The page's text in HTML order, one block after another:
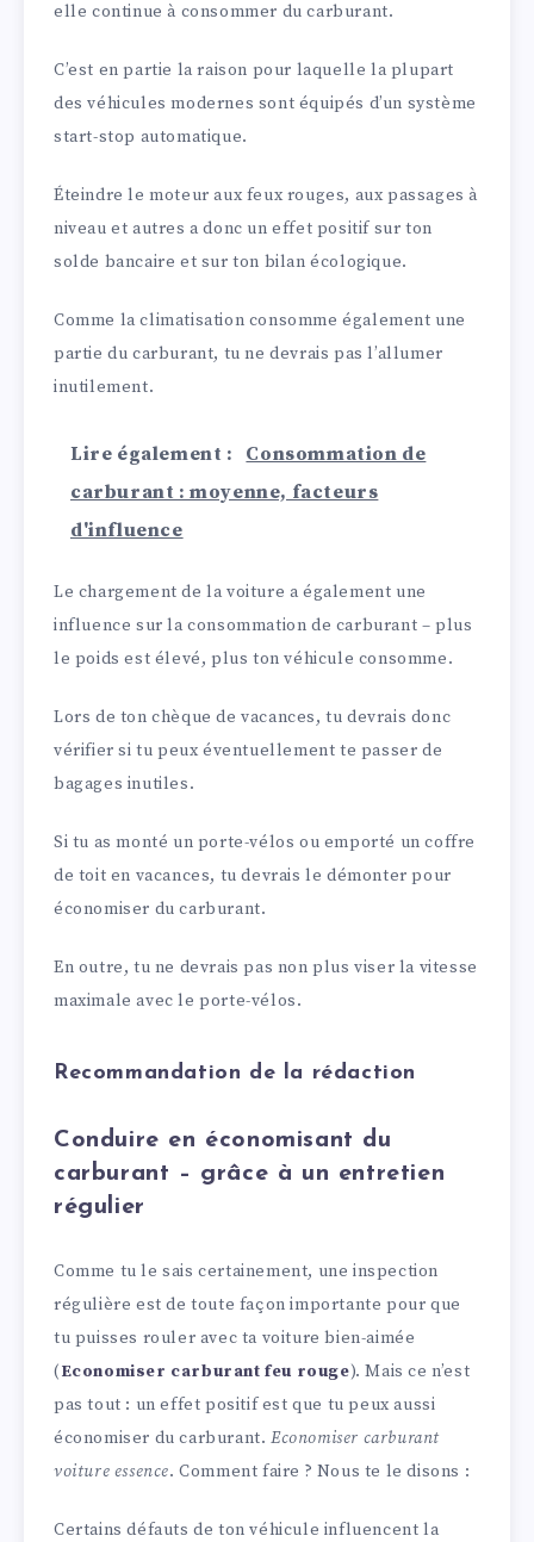
elle continue à consommer du carburant.
C’est en partie la raison pour laquelle la plupart
des véhicules modernes sont équipés d’un système
start-stop automatique.
Éteindre le moteur aux feux rouges, aux passages à
niveau et autres a donc un effet positif sur ton
solde bancaire et sur ton bilan écologique.
Comme la climatisation consomme également une
partie du carburant, tu ne devrais pas l’allumer
inutilement.
Lire également :
Consommation de
carburant : moyenne, facteurs
d'influence
Le chargement de la voiture a également une
influence sur la consommation de carburant – plus
le poids est élevé, plus ton véhicule consomme.
Lors de ton chèque de vacances, tu devrais donc
vérifier si tu peux éventuellement te passer de
bagages inutiles.
Si tu as monté un porte-vélos ou emporté un coffre
de toit en vacances, tu devrais le démonter pour
économiser du carburant.
En outre, tu ne devrais pas non plus viser la vitesse
maximale avec le porte-vélos.
Recommandation de la rédaction
Conduire en économisant du
carburant – grâce à un entretien
régulier
Comme tu le sais certainement, une inspection
régulière est de toute façon importante pour que
tu puisses rouler avec ta voiture bien-aimée
(Economiser carburant feu rouge). Mais ce n’est
pas tout : un effet positif est que tu peux aussi
économiser du carburant.Economiser carburant
voiture essence. Comment faire ? Nous te le disons :
Certains défauts de ton véhicule influencent la